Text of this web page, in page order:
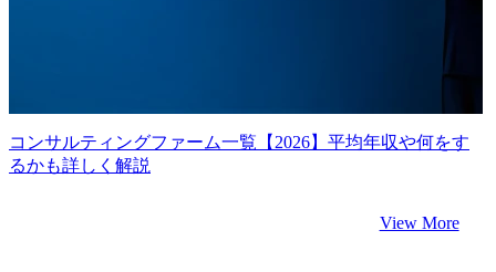
コンサルティングファーム一覧【2026】平均年収や何をす
るかも詳しく解説
View More